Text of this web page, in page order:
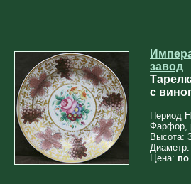
завод
с
Период
Фарфор,
Высота:
Цена: по